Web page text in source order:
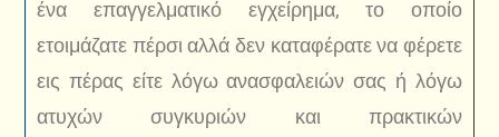
ένα επαγγελματικό εγχείρημα, το οποίο
ετοιμάζατε πέρσι αλλά δεν καταφέρατε να φέρετε
εις πέρας είτε λόγω ανασφαλειών σας ή λόγω
ατυχών συγκυριών και πρακτικών